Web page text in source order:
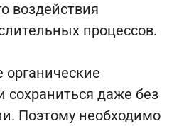
воздействия
процессов.
даже без
Поэтому необходимо